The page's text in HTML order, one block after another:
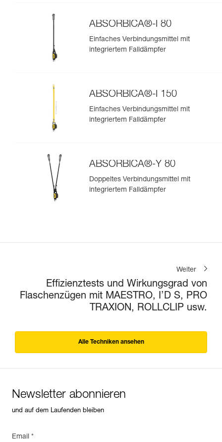
ABSORBICA®-I 80
Einfaches Verbindungsmittel mit
integriertem Falldämpfer
ABSORBICA®-I 150
Einfaches Verbindungsmittel mit
integriertem Falldämpfer
ABSORBICA®-Y 80
Doppeltes Verbindungsmittel mit
integriertem Falldämpfer
Weiter
Effizienztests und Wirkungsgrad von
Flaschenzügen mit MAESTRO, I’D S, PRO
TRAXION, ROLLCLIP usw.
Alle Techniken ansehen
Newsletter abonnieren
und auf dem Laufenden bleiben
Email *